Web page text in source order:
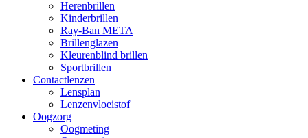
Herenbrillen
Kinderbrillen
Ray-Ban META
Brillenglazen
Kleurenblind brillen
Sportbrillen
Contactlenzen
Lensplan
Lenzenvloeistof
Oogzorg
Oogmeting